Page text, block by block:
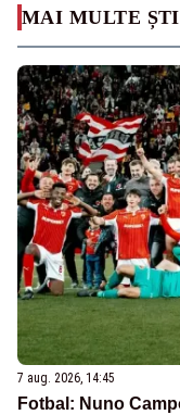
MAI MULTE
7 aug. 2026, 14:45
Fotbal: Nuno